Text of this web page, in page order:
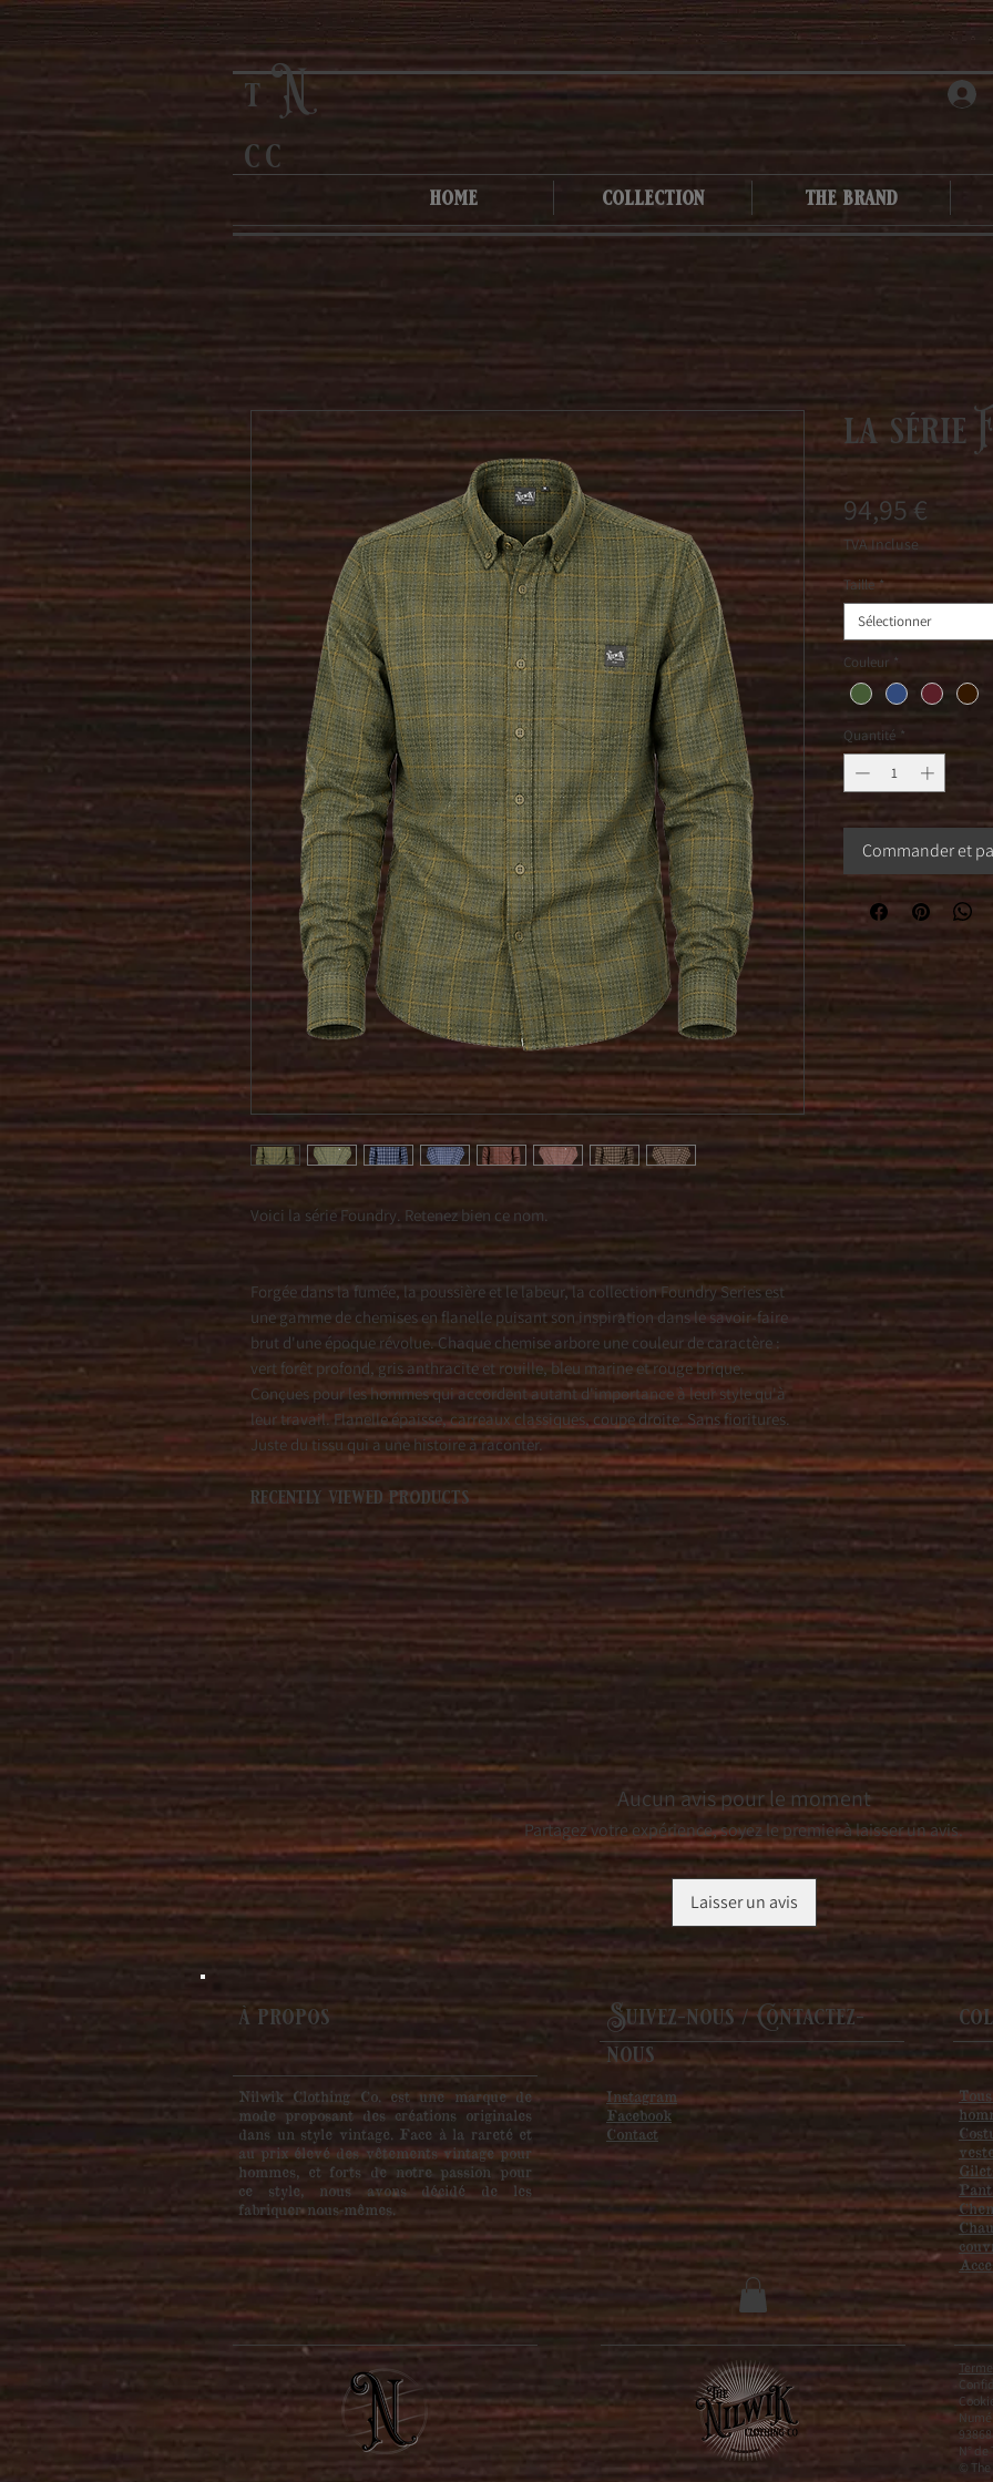
t N
cc
home collection the brand
Voici la série Foundry. Retenez bien ce nom.
Forgée dans la fumée, la poussière et le labeur, la collection Foundry Series est
une gamme de chemises en flanelle puisant son inspiration dans le savoir-faire
brut d'une époque révolue. Chaque chemise arbore une couleur de caractère :
vert forêt profond, gris anthracite et rouille, bleu marine et rouge brique.
Conçues pour les hommes qui accordent autant d'importance à leur style qu'à
leur travail. Flanelle épaisse, carreaux classiques, coupe droite. Sans fioritures.
Juste du tissu qui a une histoire à raconter.
la série
94,95 €
TVA Incluse
Taille *
Sélectionner
Couleur *
Quantité *
Commander et
recently viewed products
Aucun avis pour le moment
Partagez votre expérience, soyez le premier à laisser un avis.
Laisser un avis
à propos
Suivez-nous / Contactez-
nous
Nilwik Clothing Co. est une marque de
mode proposant des créations originales
dans un style vintage. Face à la rareté et
au prix élevé des vêtements vintage pour
hommes, et forts de notre passion pour
ce style, nous avons décidé de les
fabriquer nous-mêmes.
Instagram
Facebook
Contact
N° de
©